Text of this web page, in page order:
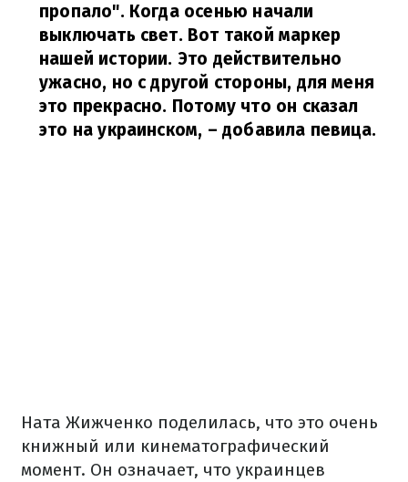
пропало". Когда осенью начали
выключать свет. Вот такой маркер
нашей истории. Это действительно
ужасно, но с другой стороны, для меня
это прекрасно. Потому что он сказал
это на украинском, – добавила певица.
Ната Жижченко поделилась, что это очень
книжный или кинематографический
момент. Он означает, что украинцев